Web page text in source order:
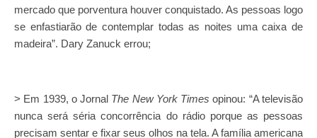
mercado que porventura houver conquistado. As pessoas logo
se enfastiarão de contemplar todas as noites uma caixa de
madeira”. Dary Zanuck errou;
> Em 1939, o Jornal The New York Times opinou: “A televisão
nunca será séria concorrência do rádio porque as pessoas
precisam sentar e fixar seus olhos na tela. A família americana